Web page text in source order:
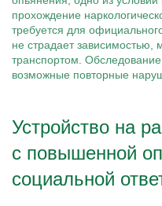
прохождение
требуется для
не страдает зависимостью,
транспортом.
возможные повторные
Устройство на
с повышенной
социальной